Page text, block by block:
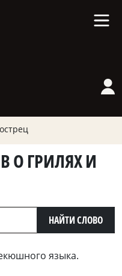
О ГРИЛЯХ И
НАЙТИ СЛОВО
языка.